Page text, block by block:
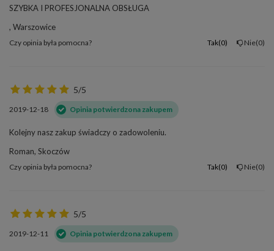
SZYBKA I PROFESJONALNA OBSŁUGA
, Warszowice
Czy opinia była pomocna? Tak 0 Nie 0
5/5
2019-12-18 Opinia potwierdzona zakupem
Kolejny nasz zakup świadczy o zadowoleniu.
Roman, Skoczów
Czy opinia była pomocna? Tak 0 Nie 0
5/5
2019-12-11 Opinia potwierdzona zakupem